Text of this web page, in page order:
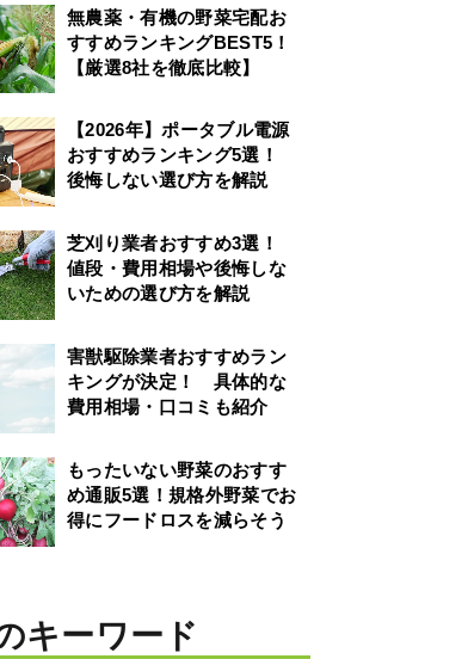
無農薬・有機の野菜宅配お
すすめランキングBEST5！
【厳選8社を徹底比較】
【2026年】ポータブル電源
おすすめランキング5選！
後悔しない選び方を解説
芝刈り業者おすすめ3選！
値段・費用相場や後悔しな
いための選び方を解説
害獣駆除業者おすすめラン
キングが決定！ 具体的な
費用相場・口コミも紹介
もったいない野菜のおすす
め通販5選！規格外野菜でお
得にフードロスを減らそう
キーワード